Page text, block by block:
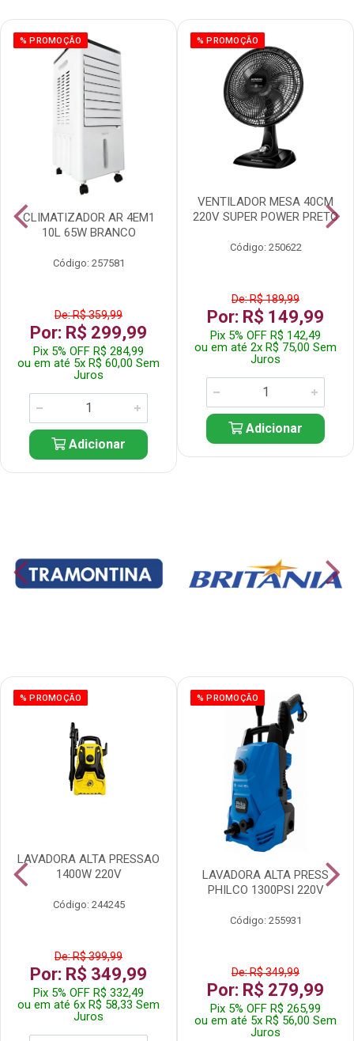
% PROMOÇÃO
CLIMATIZADOR AR 4EM1
10L 65W BRANCO
Código: 257581
De: R$ 359,99
Por: R$ 299,99
Pix 5% OFF R$ 284,99
ou em até 5x R$ 60,00 Sem
Juros
Adicionar
% PROMOÇÃO
VENTILADOR MESA 40CM
220V SUPER POWER PRETO
Código: 250622
De: R$ 189,99
Por: R$ 149,99
Pix 5% OFF R$ 142,49
ou em até 2x R$ 75,00 Sem
Juros
Adicionar
% PROMOÇÃO
LAVADORA ALTA PRESSAO
1400W 220V
Código: 244245
De: R$ 399,99
Por: R$ 349,99
Pix 5% OFF R$ 332,49
ou em até 6x R$ 58,33 Sem
Juros
% PROMOÇÃO
LAVADORA ALTA PRESS
PHILCO 1300PSI 220V
Código: 255931
De: R$ 349,99
Por: R$ 279,99
Pix 5% OFF R$ 265,99
ou em até 5x R$ 56,00 Sem
Juros